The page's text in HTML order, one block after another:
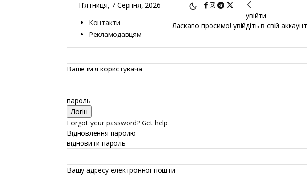
П’ятниця, 7 Серпня, 2026
Контакти
Рекламодавцям
увійти
Ласкаво просимо! увійдіть в свій аккаунт
Ваше ім'я користувача
пароль
Forgot your password? Get help
Відновлення паролю
відновити пароль
Вашу адресу електронної пошти